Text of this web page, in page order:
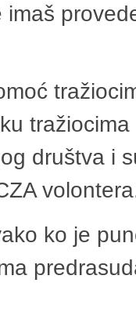
društva i
ko je